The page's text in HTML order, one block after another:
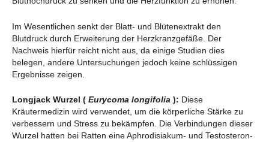
Im Wesentlichen senkt der Blatt- und Blütenextrakt den
Blutdruck durch Erweiterung der Herzkranzgefäße. Der
Nachweis hierfür reicht nicht aus, da einige Studien dies
belegen, andere Untersuchungen jedoch keine schlüssigen
Ergebnisse zeigen.
Longjack Wurzel ( Eurycoma longifolia ): Diese
Kräutermedizin wird verwendet, um die körperliche Stärke zu
verbessern und Stress zu bekämpfen. Die Verbindungen dieser
Wurzel hatten bei Ratten eine Aphrodisiakum- und Testosteron-